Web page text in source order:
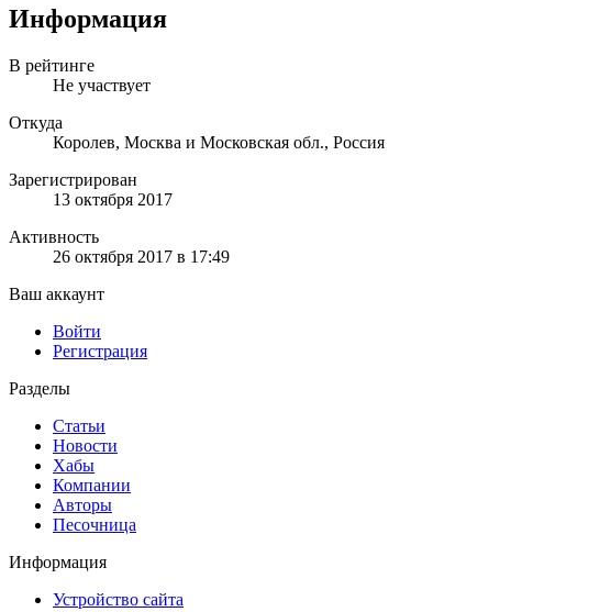
Информация
В рейтинге
Не участвует
Откуда
Королев, Москва и Московская обл., Россия
Зарегистрирован
13 октября 2017
Активность
26 октября 2017 в 17:49
Ваш аккаунт
Войти
Регистрация
Разделы
Статьи
Новости
Хабы
Компании
Авторы
Песочница
Информация
Устройство сайта